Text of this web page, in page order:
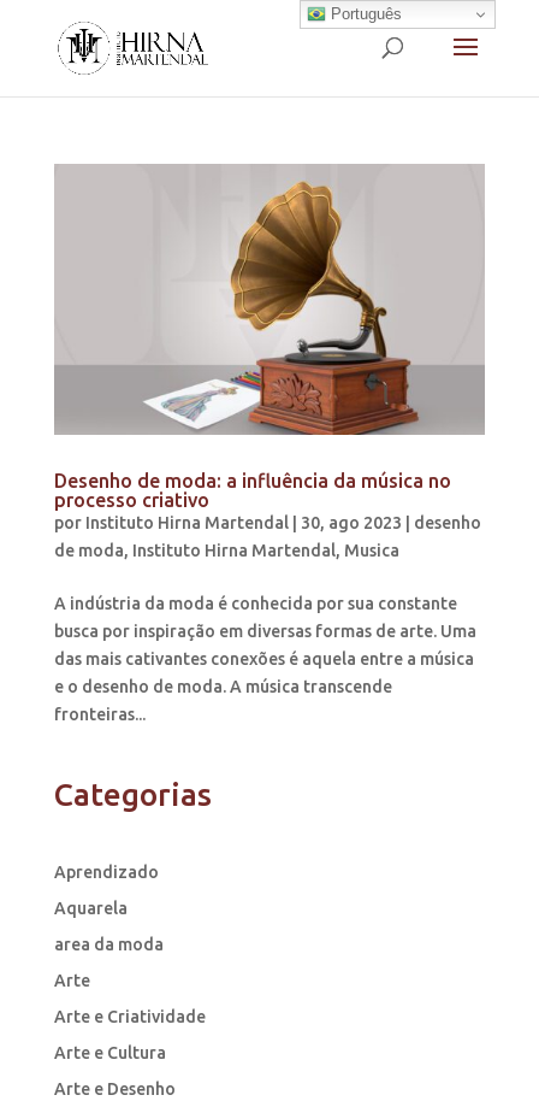
Desenho de moda: a influência da música no
processo criativo
por Instituto Hirna Martendal| 30, ago 2023
desenho
de moda, Instituto Hirna Martendal, Musica
A indústria da moda é conhecida por sua constante
busca por inspiração em diversas formas de arte. Uma
das mais cativantes conexões é aquela entre a música
e o desenho de moda. A música transcende
fronteiras...
Categorias
Aprendizado
Aquarela
area da moda
Arte
Arte e Criatividade
Arte e Cultura
Arte e Desenho
Português